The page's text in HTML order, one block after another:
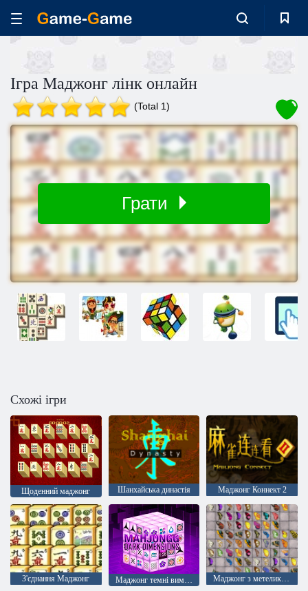
Ігра Маджонг лінк онлайн
(Total 1)
Грати
Схожі ігри
Щоденний маджонг Шанхайська династія Маджонг Коннект 2
З'єднання Маджонг Маджонг з метеликами